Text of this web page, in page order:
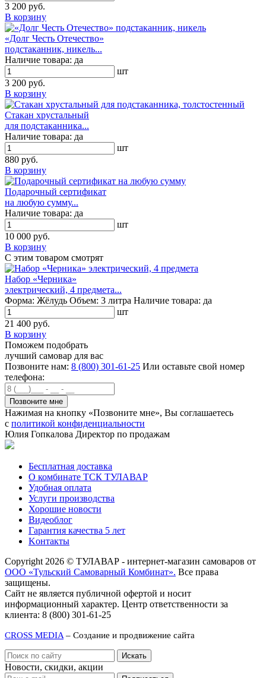
3 200 руб.
В корзину
«Долг Честь Отечество»
подстаканник, никель...
Наличие товара: да
шт
3 200 руб.
В корзину
Стакан хрустальный
для подстаканника...
Наличие товара: да
шт
880 руб.
В корзину
Подарочный сертификат
на любую сумму...
Наличие товара: да
шт
10 000 руб.
В корзину
С этим товаром смотрят
Набор «Черника»
электрический, 4 предмета...
Форма: Жёлудь Объем: 3 литра Наличие товара: да
шт
21 400 руб.
В корзину
Поможем подобрать
лучший самовар для вас
Позвоните нам: 8 (800) 301-61-25 Или оставьте свой номер
телефона:
Нажимая на кнопку «Позвоните мне», Вы соглашаетесь
с политикой конфиденциальности
Юлия Гопкалова Директор по продажам
Бесплатная доставка
О комбинате ТСК ТУЛАВАР
Удобная оплата
Услуги производства
Хорошие новости
Видеоблог
Гарантия качества 5 лет
Kонтакты
Copyright 2026 © ТУЛАВАР - интернет-магазин самоваров от
ООО «Тульский Самоварный Комбинат». Все права
защищены.
Сайт не является публичной офертой и носит
информационный характер. Центр ответственности за
клиента: 8 (800) 301-61-25
CROSS MEDIA – Создание и продвижение сайта
Новости, скидки, акции